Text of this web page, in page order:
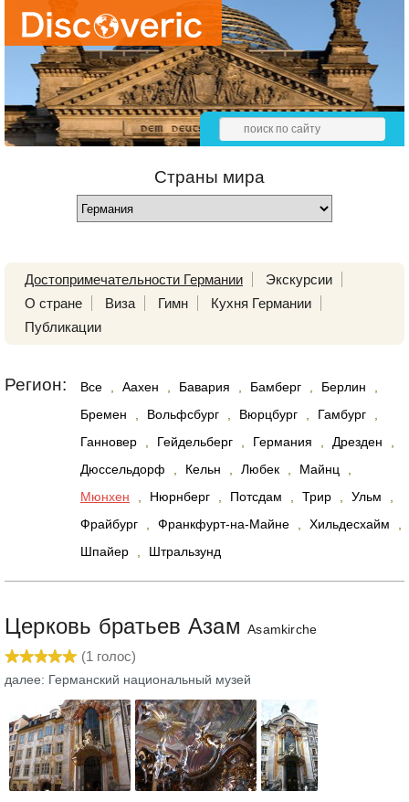
Страны мира
Достопримечательности Германии
Экскурсии
О стране
Виза Гимн
Кухня Германии
Публикации
Регион: Все Аахен Бавария Бамберг Берлин
Бремен
Вольфсбург Вюрцбург Гамбург
Ганновер
Гейдельберг Германия Дрезден
Дюссельдорф
Кельн Любек Майнц
Мюнхен
Нюрнберг Потсдам Трир Ульм
Фрайбург
Франкфурт-на-Майне Хильдесхайм
Шпайер
Штральзунд
Церковь братьев АзамAsamkirche
(1 голос)
далее: Германский национальный музей